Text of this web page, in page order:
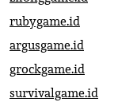
rubygame.id
argusgame.id
grockgame.id
survivalgame.id